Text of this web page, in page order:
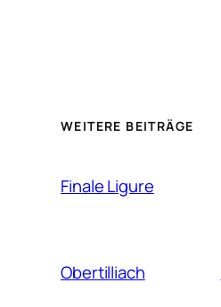
WEITERE BEITRÄGE
Finale Ligure
Obertilliach